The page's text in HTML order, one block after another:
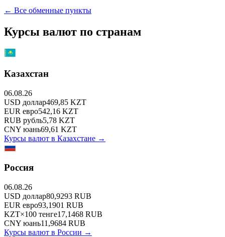
← Все обменные пункты
Курсы валют по странам
Казахстан
06.08.26
USD доллар469,85 KZT
EUR евро542,16 KZT
RUB рубль5,78 KZT
CNY юань69,61 KZT
Курсы валют в Казахстане →
Россия
06.08.26
USD доллар80,9293 RUB
EUR евро93,1901 RUB
KZT×100 тенге17,1468 RUB
CNY юань11,9684 RUB
Курсы валют в России →